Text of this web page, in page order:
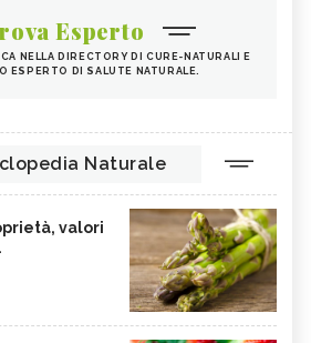
Esperto
NELLA DIRECTORY DI CURE-NATURALI E
ESPERTO DI SALUTE NATURALE.
Naturale
valori